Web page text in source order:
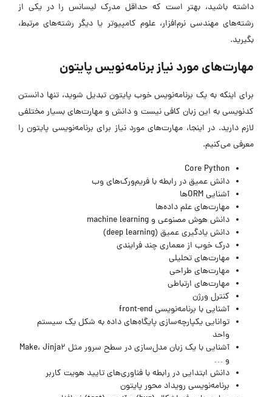
داشته باشید، بهتر است که حداقل مدرک لیسانس را در یکی از
رشته‌های مهندسی نرم‌افزار، علوم کامپیوتر یا دیگر رشته‌های مرتبط،
بگیرید.
مهارت‌های مورد نیاز برنامه‌نویس پایتون
برای اینکه به یک برنامه‌نویس خوب پایتون تبدیل شوید، تنها دانستن
کدنویسی به این زبان کافی نیست و دانش و مهارت‌های بسیار مختلفی
لازم دارید. در اینجا، مهارت‌های مورد نیاز برای برنامه‌نویسی پایتون را
معرفی می‌کنیم.
Core Python
دانش عمیق در رابطه با فریم‌ورک‌های وب
آشنایی ORMها
مهارت‌های علم داده‌ها
دانش هوش مصنوعی و machine learning
دانش یادگیری عمیق (deep learning)
درک خوب از معماری چند فرایندی
مهارت‌های تحلیلی
مهارت‌های طراحی
مهارت‌های ارتباطی
کنترل ورژن
آشنایی با برنامه‌نویسی front-end
توانایی یکپارچه‌سازی پایگاه‌های داده به شکل یک سیستم
واحد
آشنایی با یک زبان مدل‌سازی در سطح سرور مثل Make، Jinja2
و …
دانش ابتدایی در رابطه با فناوری‌های تایید هویت کاربر
برنامه‌نویسی رویداد محور پایتون